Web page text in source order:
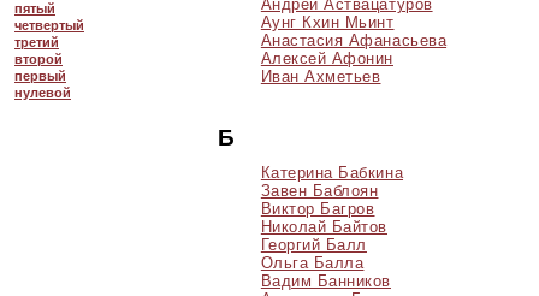
пятый
четвертый
третий
второй
первый
нулевой
Андрей Аствацатуров
Аунг Кхин Мьинт
Анастасия Афанасьева
Алексей Афонин
Иван Ахметьев
Б
Катерина Бабкина
Завен Баблоян
Виктор Багров
Николай Байтов
Георгий Балл
Ольга Балла
Вадим Банников